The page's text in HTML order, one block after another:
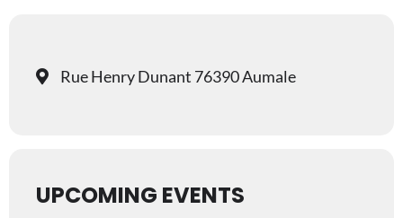
Rue Henry Dunant 76390 Aumale
UPCOMING EVENTS